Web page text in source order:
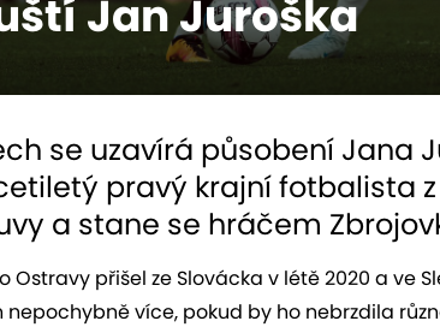
Jan Juroška
se uzavírá působení Jana
pravý krajní fotbalista
a stane se hráčem
Ostravy přišel ze Slovácka v létě2020 a ve
nepochybněvíce, pokud by ho nebrzdila